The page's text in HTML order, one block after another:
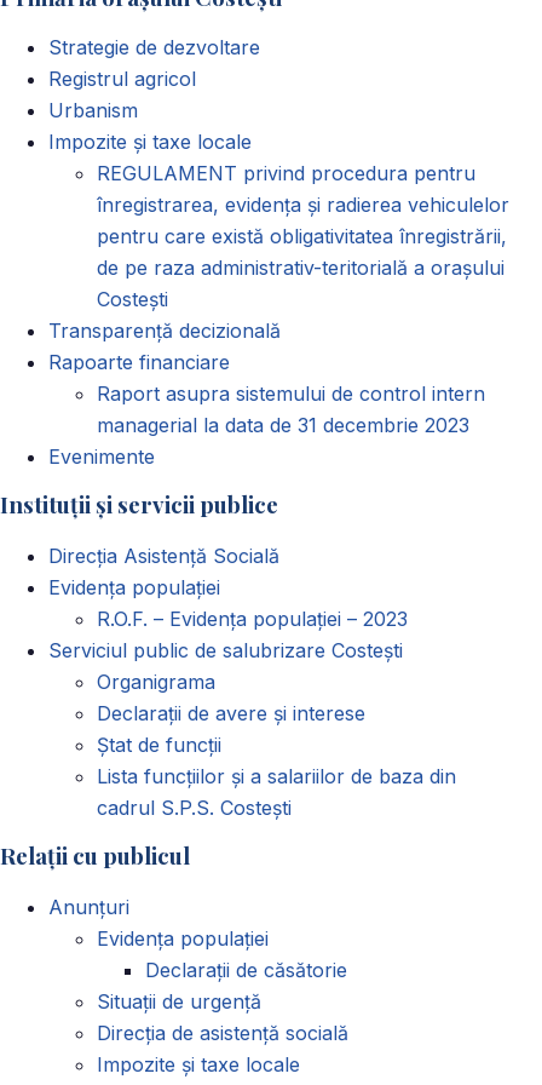
Strategie de dezvoltare
Registrul agricol
Urbanism
Impozite și taxe locale
REGULAMENT privind procedura pentru
înregistrarea, evidența și radierea vehiculelor
pentru care există obligativitatea înregistrării,
de pe raza administrativ-teritorială a orașului
Costești
Transparență decizională
Rapoarte financiare
Raport asupra sistemului de control intern
managerial la data de 31 decembrie 2023
Evenimente
Instituții și servicii publice
Direcția Asistență Socială
Evidența populației
R.O.F. – Evidența populației – 2023
Serviciul public de salubrizare Costești
Organigrama
Declarații de avere și interese
Ștat de funcții
Lista funcțiilor și a salariilor de baza din
cadrul S.P.S. Costești
Relații cu publicul
Anunțuri
Evidența populației
Declarații de căsătorie
Situații de urgență
Direcția de asistență socială
Impozite și taxe locale